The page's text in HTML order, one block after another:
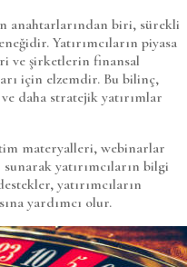
anahtarlarından biri, sürekli
Yatırımcıların piyasa
ve şirketlerin finansal
için elzemdir. Bu bilinç,
daha stratejik yatırımlar
materyalleri, webinarlar
yatırımcıların bilgi
yatırımcıların
yardımcı olur.